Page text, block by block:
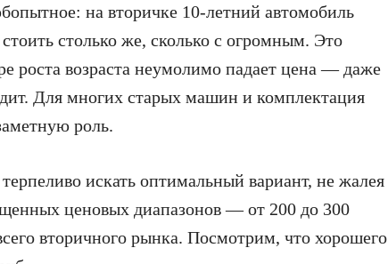
на вторичке 10‑летний автомобиль
столько же, сколько с огромным. Это
роста возраста неумолимо падает цена — даже
Для многих старых машин и комплектация
роль.
искать оптимальный вариант, не жалея
ценовых диапазонов — от 200 до 300
вторичного рынка. Посмотрим, что хорошего